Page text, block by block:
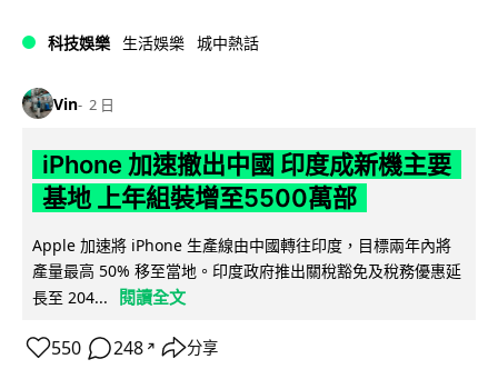
科技娛樂 生活娛樂 城中熱話
Vin 2 日
iPhone 加速撤出中國 印度成新機主要
基地 上年組裝增至5500萬部
Apple 加速將 iPhone 生產線由中國轉往印度，目標兩年內將
產量最高 50% 移至當地。印度政府推出關稅豁免及稅務優惠延
長至 204...
閱讀全文
550 248 ↗ 分享